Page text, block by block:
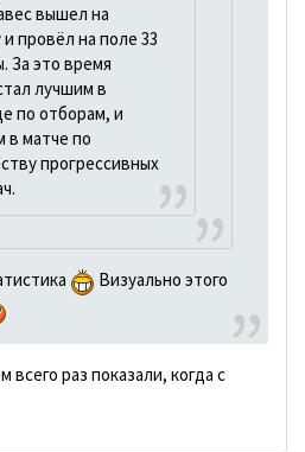
вышел на
провёл на поле 33
За это время
лучшим в
по отборам, и
в матче по
прогрессивных
Визуально этого
раз показали, когда с